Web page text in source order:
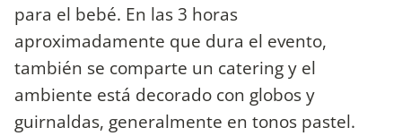
para el bebé. En las 3 horas
aproximadamente que dura el evento,
también se comparte un catering y el
ambiente está decorado con globos y
guirnaldas, generalmente en tonos pastel.